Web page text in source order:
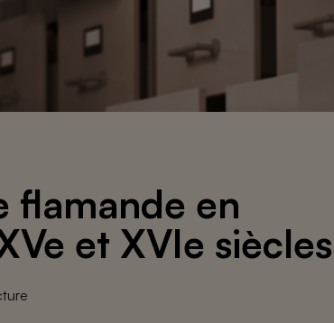
flamande en
et XVIe siècles